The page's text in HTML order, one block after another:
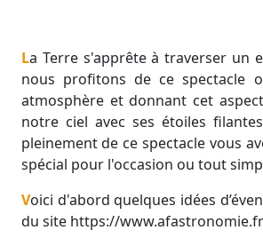
La Terre s'apprête à traverser un essaim de météores assez connu sous le nom de Perséides. Chaque été,
nous profitons de ce spectacle
atmosphère et donnant cet
notre ciel avec ses étoiles
pleinement de ce spectacle vous
spécial pour l'occasion ou tout
Voici d'abord quelques idées d’éventements dans la région (liste non exhaustive) issus de la carte intéractive
du site https://